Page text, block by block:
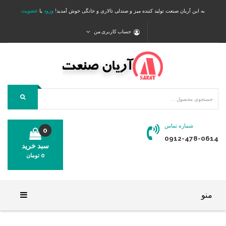
به این آریان صنعت تولید کننده میز و صندلی تالاری و خانگی خوش آمدید! ورود یا عضویت
حساب کاربری من
شماره تماس
0912-478-0614
سبد خرید
0
0 تومان
منو